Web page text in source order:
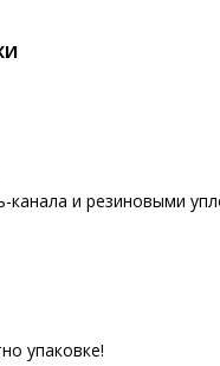
канала и резиновыми
упаковке!